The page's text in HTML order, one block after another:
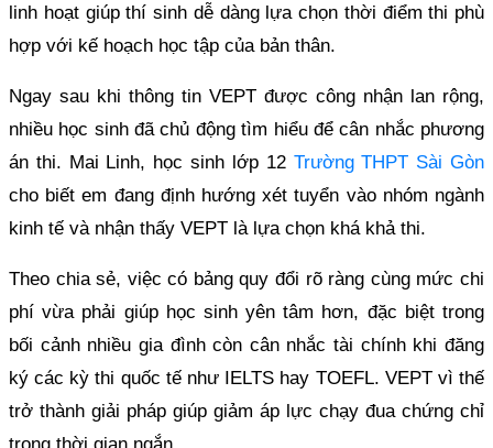
linh hoạt giúp thí sinh dễ dàng lựa chọn thời điểm thi phù
hợp với kế hoạch học tập của bản thân.
Ngay sau khi thông tin VEPT được công nhận lan rộng,
nhiều học sinh đã chủ động tìm hiểu để cân nhắc phương
án thi. Mai Linh, học sinh lớp 12 Trường THPT Sài Gòn
cho biết em đang định hướng xét tuyển vào nhóm ngành
kinh tế và nhận thấy VEPT là lựa chọn khá khả thi.
Theo chia sẻ, việc có bảng quy đổi rõ ràng cùng mức chi
phí vừa phải giúp học sinh yên tâm hơn, đặc biệt trong
bối cảnh nhiều gia đình còn cân nhắc tài chính khi đăng
ký các kỳ thi quốc tế như IELTS hay TOEFL. VEPT vì thế
trở thành giải pháp giúp giảm áp lực chạy đua chứng chỉ